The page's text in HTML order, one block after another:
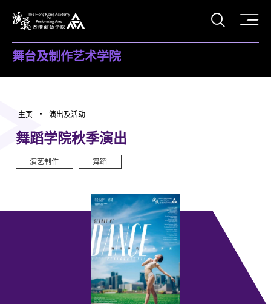
打开
舞台及制作艺术学院
主页 演出及活动
舞蹈学院秋季演出
演艺制作 舞蹈